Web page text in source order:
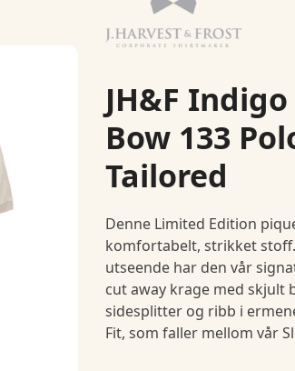
JH&F Indigo
Bow 133
Tailored
Denne Limited Edition
komfortabelt, strikket
utseende har den vår
cut away krage med skjult
sidesplitter og ribb i
Fit, som faller mellom vår